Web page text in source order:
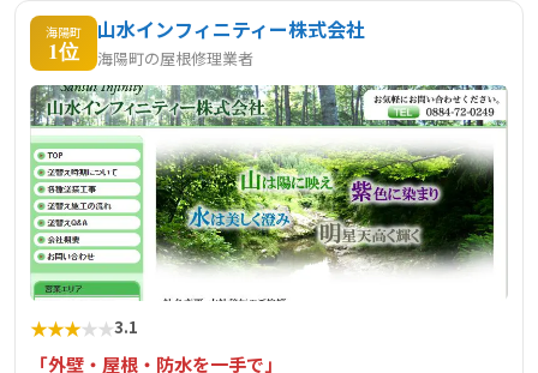
海陽町
1位
山水インフィニティー株式会社
海陽町の屋根修理業者
★★★★★3.1
「外壁・屋根・防水を一手で」